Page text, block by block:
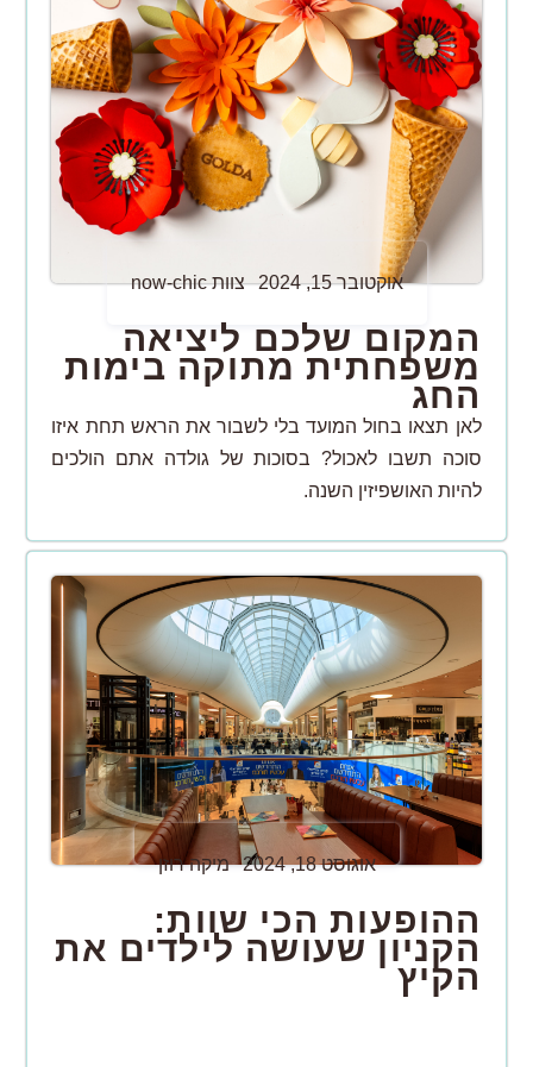
אוקטובר 15, 2024 צוות now-chic
המקום שלכם ליציאה
משפחתית מתוקה בימות
החג
לאן תצאו בחול המועד בלי לשבור את הראש תחת איזו
סוכה תשבו לאכול? בסוכות של גולדה אתם הולכים
להיות האושפיזין השנה.
אוגוסט 18, 2024 מיקה רוזן
ההופעות הכי שוות:
הקניון שעושה לילדים את
הקיץ